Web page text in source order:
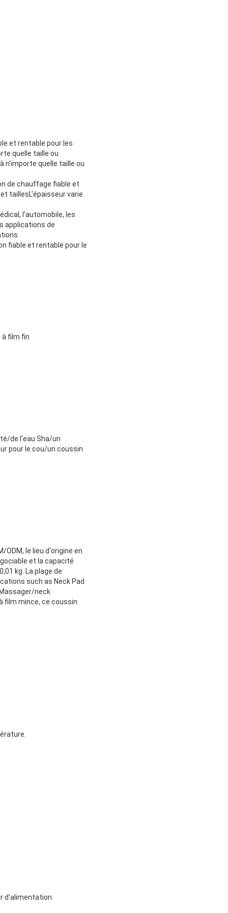
et rentable pour les
quelle taille ou
n'importe quelle taille ou
de chauffage fiable et
taillesL'épaisseur varie
l'automobile, les
applications de
fiable et rentable pour le
film fin
de l'eau Sha/un
pour le cou/un coussin
le lieu d'origine en
et la capacité
kg. La plage de
such as Neck Pad
neck
film mince, ce coussin
d'alimentation.